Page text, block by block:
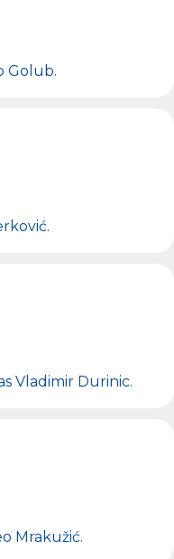
Golub.
.
Vladimir Durinic.
Mrakužić.